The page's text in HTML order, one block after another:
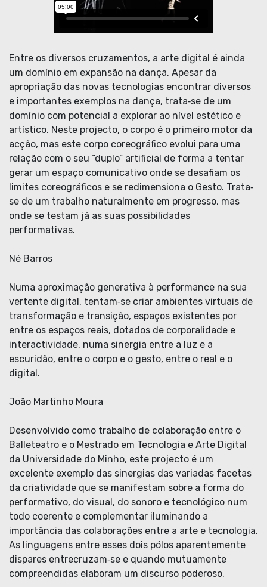
Entre os diversos cruzamentos, a arte digital é ainda
um domínio em expansão na dança. Apesar da
apropriação das novas tecnologias encontrar diversos
e importantes exemplos na dança, trata‐se de um
domínio com potencial a explorar ao nível estético e
artístico. Neste projecto, o corpo é o primeiro motor da
acção, mas este corpo coreográfico evolui para uma
relação com o seu “duplo” artificial de forma a tentar
gerar um espaço comunicativo onde se desafiam os
limites coreográficos e se redimensiona o Gesto. Trata‐
se de um trabalho naturalmente em progresso, mas
onde se testam já as suas possibilidades
performativas.
Né Barros
Numa aproximação generativa à performance na sua
vertente digital, tentam‐se criar ambientes virtuais de
transformação e transição, espaços existentes por
entre os espaços reais, dotados de corporalidade e
interactividade, numa sinergia entre a luz e a
escuridão, entre o corpo e o gesto, entre o real e o
digital.
João Martinho Moura
Desenvolvido como trabalho de colaboração entre o
Balleteatro e o Mestrado em Tecnologia e Arte Digital
da Universidade do Minho, este projecto é um
excelente exemplo das sinergias das variadas facetas
da criatividade que se manifestam sobre a forma do
performativo, do visual, do sonoro e tecnológico num
todo coerente e complementar iluminando a
importância das colaborações entre a arte e tecnologia.
As linguagens entre esses dois pólos aparentemente
dispares entrecruzam‐se e quando mutuamente
compreendidas elaboram um discurso poderoso.